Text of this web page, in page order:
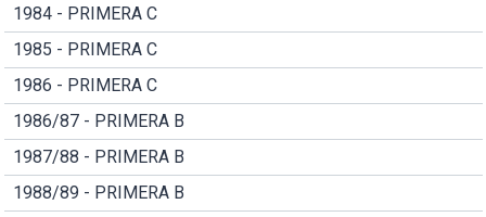
1984 - PRIMERA C
1985 - PRIMERA C
1986 - PRIMERA C
1986/87 - PRIMERA B
1987/88 - PRIMERA B
1988/89 - PRIMERA B